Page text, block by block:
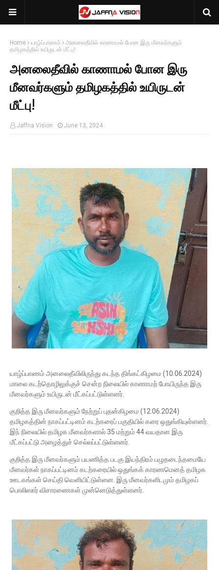
Home யாழ்ப்பாணம்
அனலைதீவில் காணாமல் போன இரு மீனவர்களும்
தமிழகத்தில் உயிருடன் மீட்பு!
அனலைதீவில் காணாமல் போன இரு
மீனவர்களும் தமிழகத்தில் உயிருடன்
மீட்பு!
Jaffna Vision June 13, 2024
யாழ்ப்பாணம் அனலைதீவிலிருந்து கடந்த திங்கட்கிழமை (10.06.2024)
மாலை கடற்தொழிலுக்குச் சென்ற நிலையில் காணாமற் போயிருந்த இரு
மீனவர்களும் உயிருடன் மீட்கப்பட்டுள்ளனர்.
குறித்த இரு மீனவர்களும் நேற்றுப் புதன்கிழமை (12.06.2024)
தமிழகத்தின் நாகப்பட்டினம் கடற்கரைப் பகுதியில் கரை ஒதுங்கியுள்ளனர்.
இந் நிலையில் தமிழக மீனவர்களால் 35 மற்றும் 44 வயதான இரு
மீட்கப்பட்டு அழைத்துச் செல்லப்பட்டுள்ளனர்.
குறித்த இரு மீனவர்களும் பயணித்த படகு இயந்திரம் பழுதடைந்தமையே
மீனவர்கள் நாகப்பட்டினம் கடற்கரையில் ஒதுங்கக் காரணமெனத் தமிழக
ஊடகங்கள் செய்தி வெளியிட்டுள்ளன. இரு மீனவர்களிடமும் தமிழகப்
பொலிஸார் விசாரணைகள் முன்னெடுத்துள்ளனர்.